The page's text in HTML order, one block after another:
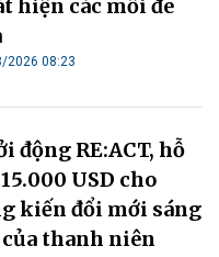
hiện các mối đe
2026 08:23
động RE:ACT, hỗ
USD cho
kiến đổi mới sáng
của thanh niên